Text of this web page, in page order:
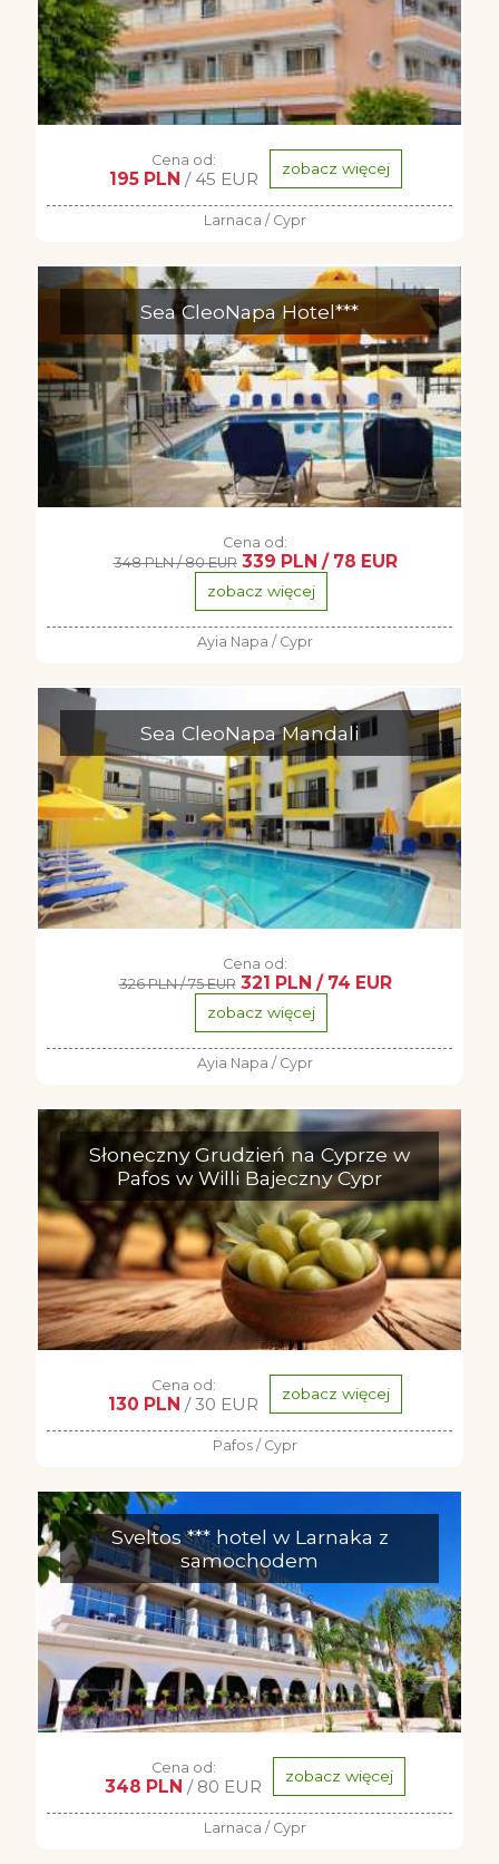
Cena od:
195 PLN / 45 EUR zobacz więcej
Larnaca / Cypr
Sea CleoNapa Hotel***
Cena od:
348 PLN / 80 EUR 339 PLN / 78 EUR
zobacz więcej
Ayia Napa / Cypr
Sea CleoNapa Mandali
Cena od:
326 PLN / 75 EUR 321 PLN / 74 EUR
zobacz więcej
Ayia Napa / Cypr
Słoneczny Grudzień na Cyprze w
Pafos w Willi Bajeczny Cypr
Cena od:
130 PLN / 30 EUR zobacz więcej
Pafos / Cypr
Sveltos *** hotel w Larnaka z
samochodem
Cena od:
348 PLN / 80 EUR zobacz więcej
Larnaca / Cypr